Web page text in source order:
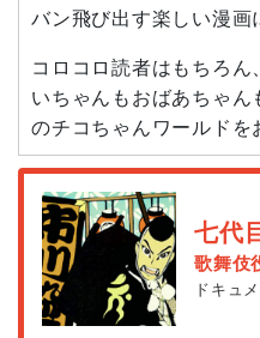
バン飛び出す楽しい漫画
コロコロ読者はもちろ
いちゃんもおばあちゃん
のチコちゃんワールドを
七代
歌舞伎
ドキュ